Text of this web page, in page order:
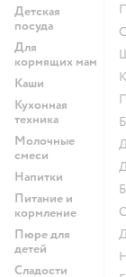
Детская
посуда
Для
кормящих мам
Каши
Кухонная
техника
Молочные
смеси
Напитки
Питание и
кормление
Пюре для
детей
Сладости